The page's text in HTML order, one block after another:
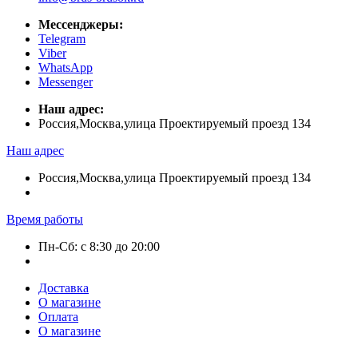
Мессенджеры:
Telegram
Viber
WhatsApp
Messenger
Наш адрес:
Россия,Москва,улица Проектируемый проезд 134
Наш адрес
Россия,Москва,улица Проектируемый проезд 134
Время работы
Пн-Сб: с 8:30 до 20:00
Доставка
О магазине
Оплата
О магазине